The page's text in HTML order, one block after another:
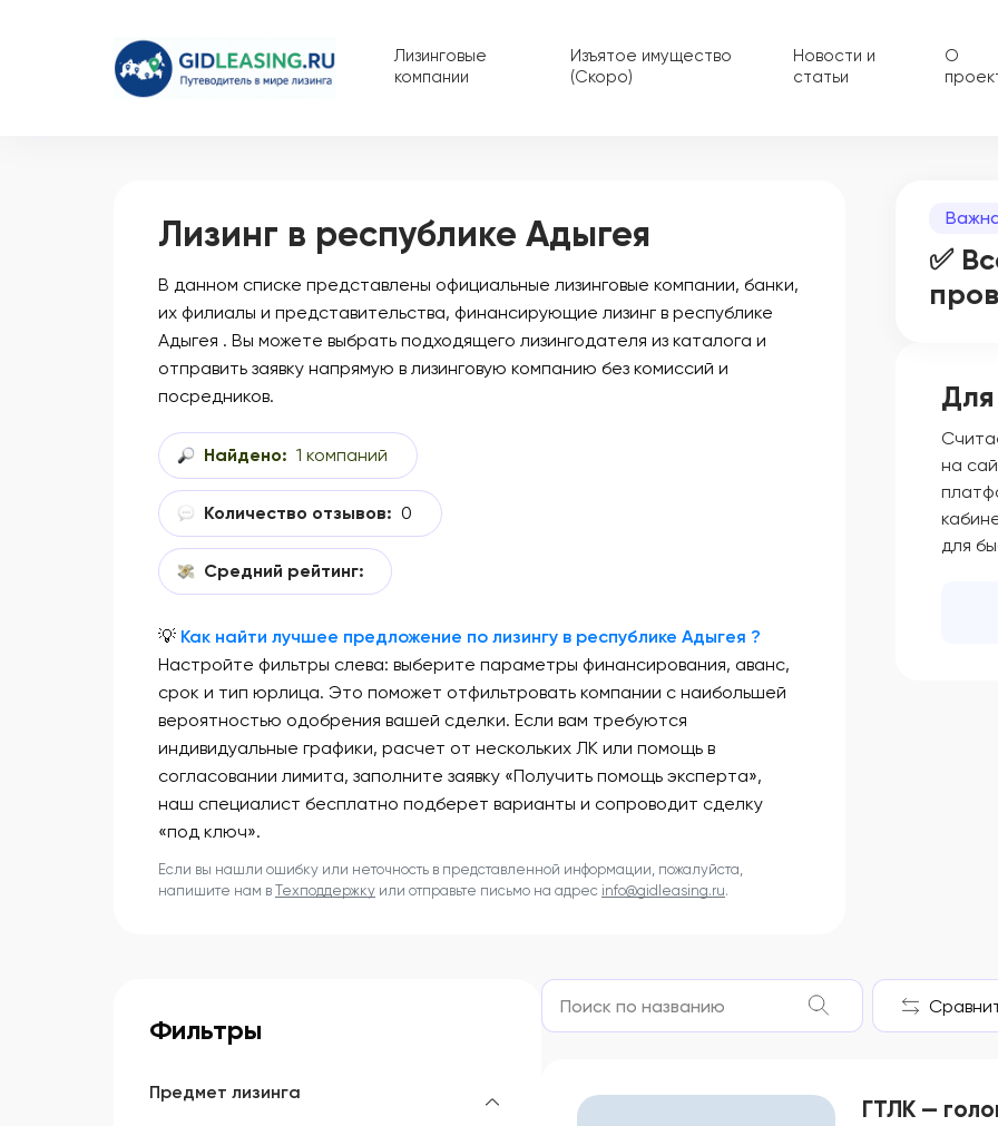
Лизинговые
компании
Изъятое имущество
(Скоро)
Новости и
статьи
О
Лизинг в республике Адыгея
В данном списке представлены официальные лизинговые компании, банки,
их филиалы и представительства, финансирующие лизинг в республике
Адыгея . Вы можете выбрать подходящего лизингодателя из каталога и
отправить заявку напрямую в лизинговую компанию без комиссий и
посредников.
Найдено: 1 компаний
Количество отзывов: 0
Средний рейтинг:
💡 Как найти лучшее предложение по лизингу в республике Адыгея ?
Настройте фильтры слева: выберите параметры финансирования, аванс,
срок и тип юрлица. Это поможет отфильтровать компании с наибольшей
вероятностью одобрения вашей сделки. Если вам требуются
индивидуальные графики, расчет от нескольких ЛК или помощь в
согласовании лимита, заполните заявку «Получить помощь эксперта»,
наш специалист бесплатно подберет варианты и сопроводит сделку
«под ключ».
Если вы нашли ошибку или неточность в представленной информации, пожалуйста,
напишите нам в Техподдержку или отправьте письмо на адрес info@gidleasing.ru.
✅
на
для
Фильтры
Предмет лизинга
ГТЛК —